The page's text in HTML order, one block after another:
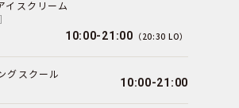
イスクリーム
10:00-21:00 （20:30 LO）
グスクール
10:00-21:00